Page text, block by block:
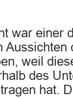
war einer
Aussichten
weil
des
hat.